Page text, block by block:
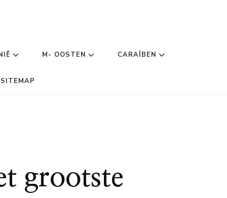
M- OOSTEN CARAÏBEN
SITEMAP
grootste